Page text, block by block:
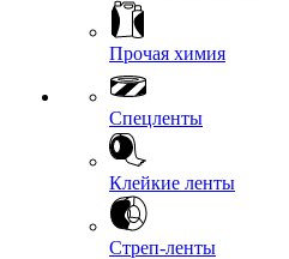
Прочая химия
Спецленты
Клейкие ленты
Стреп-ленты